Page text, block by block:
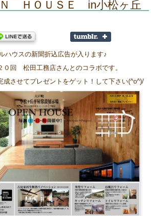
Ｎ ＨＯＵＳＥ in小松ヶ丘
ハウスの新聞折込広告が入ります♪
回 松田工務店さんとのコラボです。
成させてプレゼントをゲット！して下さい(^o^)/